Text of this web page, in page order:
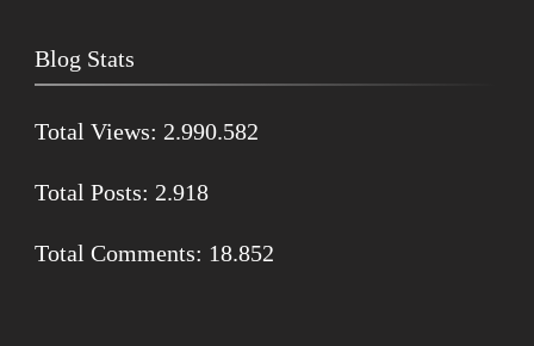
Blog Stats
Total Views: 2.990.582
Total Posts: 2.918
Total Comments: 18.852